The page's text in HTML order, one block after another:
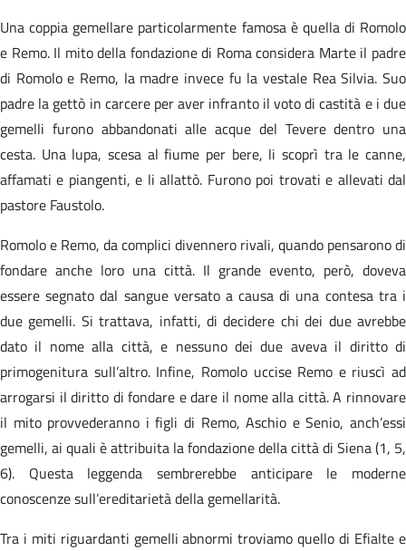
Una coppia gemellare particolarmente famosa è quella di Romolo
e Remo. Il mito della fondazione di Roma considera Marte il padre
di Romolo e Remo, la madre invece fu la vestale Rea Silvia. Suo
padre la gettò in carcere per aver infranto il voto di castità e i due
gemelli furono abbandonati alle acque del Tevere dentro una
cesta. Una lupa, scesa al fiume per bere, li scoprì tra le canne,
affamati e piangenti, e li allattò. Furono poi trovati e allevati dal
pastore Faustolo.
Romolo e Remo, da complici divennero rivali, quando pensarono di
fondare anche loro una città. Il grande evento, però, doveva
essere segnato dal sangue versato a causa di una contesa tra i
due gemelli. Si trattava, infatti, di decidere chi dei due avrebbe
dato il nome alla città, e nessuno dei due aveva il diritto di
primogenitura sull’altro. Infine, Romolo uccise Remo e riuscì ad
arrogarsi il diritto di fondare e dare il nome alla città. A rinnovare
il mito provvederanno i figli di Remo, Aschio e Senio, anch’essi
gemelli, ai quali è attribuita la fondazione della città di Siena (1, 5,
6). Questa leggenda sembrerebbe anticipare le moderne
conoscenze sull’ereditarietà della gemellarità.
Tra i miti riguardanti gemelli abnormi troviamo quello di Efialte e